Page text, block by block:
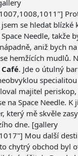
se hledat blízké
Needle, takže
aniž bych
hemžících mudlů.
. Jde o útulný
majitel
na Space Needle. K
který mě skvěle
dne. [gallery
Mou další
chytrý obchod byl